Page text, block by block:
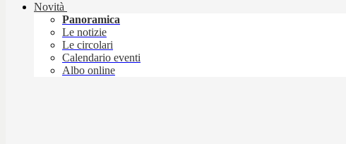
Novità
Panoramica
Le notizie
Le circolari
Calendario eventi
Albo online